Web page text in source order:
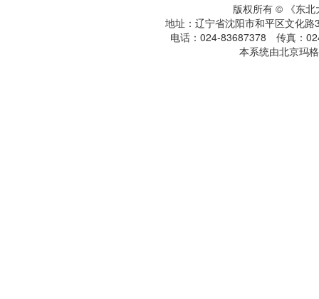
版权所有 © 《东北
地址：辽宁省沈阳市和平区文化
电话：024-83687378 传真：
本系统由北京玛